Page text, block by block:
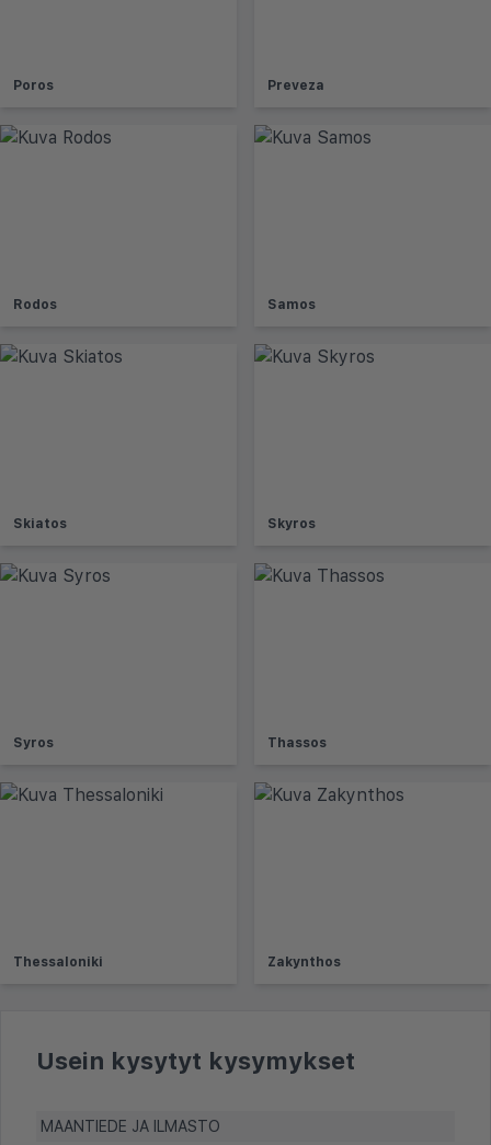
Poros Preveza
Rodos Samos
Skiatos Skyros
Syros Thassos
Thessaloniki Zakynthos
Usein kysytyt kysymykset
MAANTIEDE JA ILMASTO